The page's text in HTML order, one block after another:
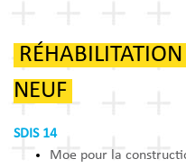
NEUF
SDIS 14
Moe pour la